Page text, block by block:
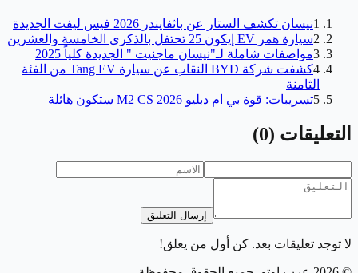
1نيسان تكشف الستار عن باثفايندر 2026 فيس ليفت الجديدة
2سيارة همر EV إيكون 25 تحتفل بالذكرى الخامسة والعشرين
3مواصفات شاملة لـ"نيسان ماجنيت " الجديدة كلياً 2025
4
كشفت شركة BYD النقاب عن سيارة Tang EV من الفئة
الثامنة
5تسريبات: قوة بي ام دبليو M2 CS 2026 ستكون هائلة
التعليقات (
0
)
إرسال التعليق
لا توجد تعليقات بعد. كن أول من يعلق!